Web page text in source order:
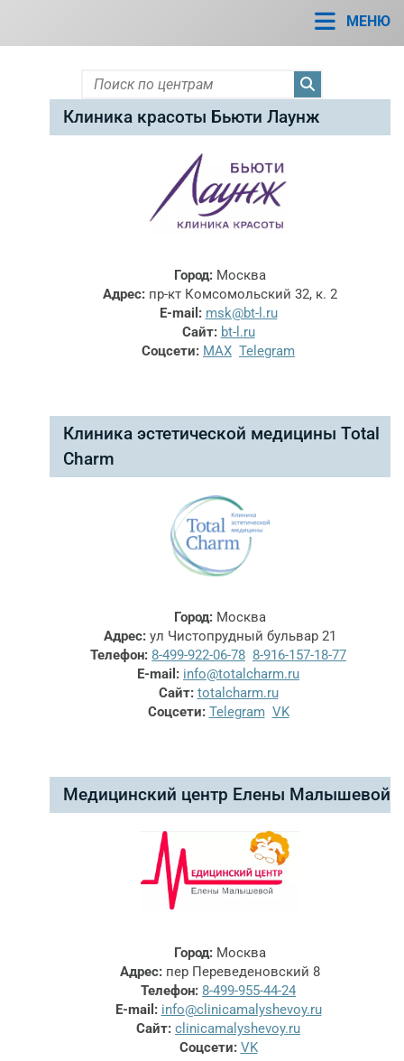
МЕНЮ
ПРАКТИКУЮЩИЕ ЦЕНТРЫ - МОСКВА
Клиника красоты Бьюти Лаунж
Город: Москва
Адрес: пр-кт Комсомольский 32, к. 2
E-mail: msk@bt-l.ru
Сайт: bt-l.ru
Соцсети: MAX Telegram
Клиника эстетической медицины Total
Charm
Город: Москва
Адрес: ул Чистопрудный бульвар 21
Телефон: 8-499-922-06-78 8-916-157-18-77
E-mail: info@totalcharm.ru
Сайт: totalcharm.ru
Соцсети: Telegram VK
Медицинский центр Елены Малышевой
Город: Москва
Адрес: пер Переведеновский 8
Телефон: 8-499-955-44-24
E-mail: info@clinicamalyshevoy.ru
Сайт: clinicamalyshevoy.ru
Соцсети: VK